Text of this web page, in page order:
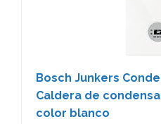
Bosch Junkers
Caldera de
color blanco